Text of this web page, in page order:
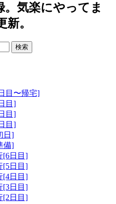
。気楽にやってま
。
目〜帰宅]
目]
目]
目]
日]
備]
[6日目]
[5日目]
[4日目]
[3日目]
[2日目]